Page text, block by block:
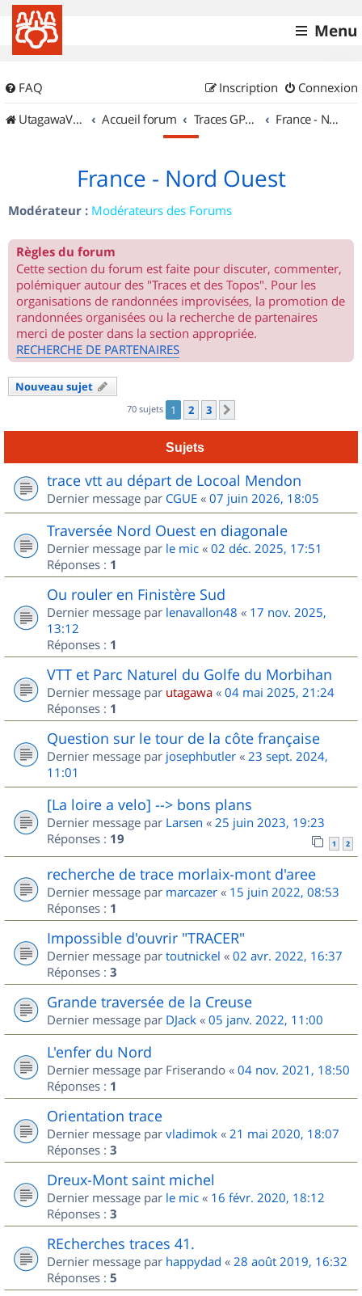
Menu
FAQ Connexion
Inscription
UtagawaVTT (Randos VTT et VTTAE avec traces GPS)
Accueil forum Traces GPS de randos VTT France - Nord Ouest
France - Nord Ouest
Modérateur : Modérateurs des Forums
Règles du forum
Cette section du forum est faite pour discuter, commenter,
polémiquer autour des "Traces et des Topos". Pour les
organisations de randonnées improvisées, la promotion de
randonnées organisées ou la recherche de partenaires
merci de poster dans la section appropriée.
RECHERCHE DE PARTENAIRES
Nouveau sujet
70 sujets 1 2 3
Sujets
trace vtt au départ de Locoal Mendon
Dernier message par CGUE « 07 juin 2026, 18:05
Traversée Nord Ouest en diagonale
Dernier message par le mic « 02 déc. 2025, 17:51
Réponses : 1
Ou rouler en Finistère Sud
Dernier message par lenavallon48 « 17 nov. 2025,
13:12
Réponses : 1
VTT et Parc Naturel du Golfe du Morbihan
Dernier message par utagawa « 04 mai 2025, 21:24
Réponses : 1
Question sur le tour de la côte française
Dernier message par josephbutler « 23 sept. 2024,
11:01
[La loire a velo] --> bons plans
Dernier message par Larsen « 25 juin 2023, 19:23
Réponses : 19 1 2
recherche de trace morlaix-mont d'aree
Dernier message par marcazer « 15 juin 2022, 08:53
Réponses : 1
Impossible d'ouvrir "TRACER"
Dernier message par toutnickel « 02 avr. 2022, 16:37
Réponses : 3
Grande traversée de la Creuse
Dernier message par DJack « 05 janv. 2022, 11:00
L'enfer du Nord
Dernier message par Friserando « 04 nov. 2021, 18:50
Réponses : 1
Orientation trace
Dernier message par vladimok « 21 mai 2020, 18:07
Réponses : 3
Dreux-Mont saint michel
Dernier message par le mic « 16 févr. 2020, 18:12
Réponses : 3
REcherches traces 41.
Dernier message par happydad « 28 août 2019, 16:32
Réponses : 5